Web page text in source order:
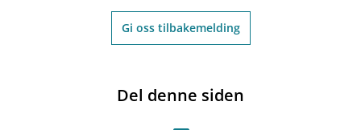
Gi oss tilbakemelding
Del denne siden